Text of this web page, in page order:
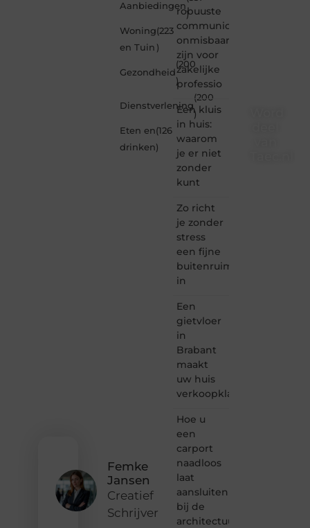
Femke
Jansen
Creatief
Schrijver
Aanbiedingen
)
Woning
en Tuin
(223
)
Gezondheid
(200
)
Dienstverlening
(200
)
Eten en
drinken
(126
)
robuuste
communicatiemiddelen
onmisbaar
zijn voor
zakelijke
professio
Een kluis
in huis:
waarom
je er niet
zonder
kunt
Zo richt
je zonder
stress
een fijne
buitenruimte
in
Een
gietvloer
in
Brabant
maakt
uw huis
verkoopklaar
Hoe u
een
carport
naadloos
laat
aansluiten
bij de
architectuur